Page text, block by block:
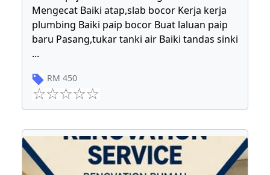
Mengecat Baiki atap,slab bocor Kerja kerja
plumbing Baiki paip bocor Buat laluan paip
baru Pasang,tukar tanki air Baiki tandas sinki
...
RM 450